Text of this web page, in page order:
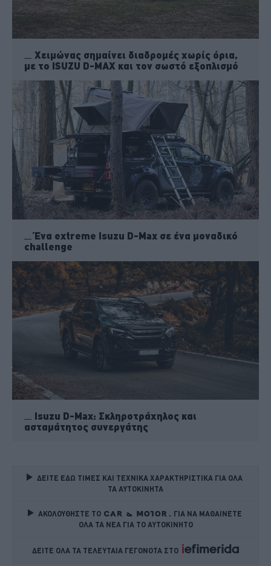
Χειμώνας σημαίνει διαδρομές χωρίς όρια,
με το ISUZU D-MAX και τον σωστό εξοπλισμό
Ένα extreme Isuzu D-Max σε ένα μοναδικό
challenge
Isuzu D-Max: Σκληροτράχηλος και
ασταμάτητος συνεργάτης
ΔΕΙΤΕ ΕΔΩ ΤΙΜΕΣ ΚΑΙ ΤΕΧΝΙΚΑ ΧΑΡΑΚΤΗΡΙΣΤΙΚΑ ΓΙΑ ΟΛΑ
ΤΑ ΑΥΤΟΚΙΝΗΤΑ
ΑΚΟΛΟΥΘΗΣΤΕ ΤΟ
ΓΙΑ ΝΑ ΜΑΘΑΙΝΕΤΕ
ΟΛΑ ΤΑ ΝΕΑ ΓΙΑ ΤΟ ΑΥΤΟΚΙΝΗΤΟ
ΔΕΙΤΕ ΟΛΑ ΤΑ ΤΕΛΕΥΤΑΙΑ ΓΕΓΟΝΟΤΑ ΣΤΟ